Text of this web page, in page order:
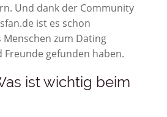
Und dank der Community
ist es schon
zum Dating
gefunden haben.
ist wichtig beim